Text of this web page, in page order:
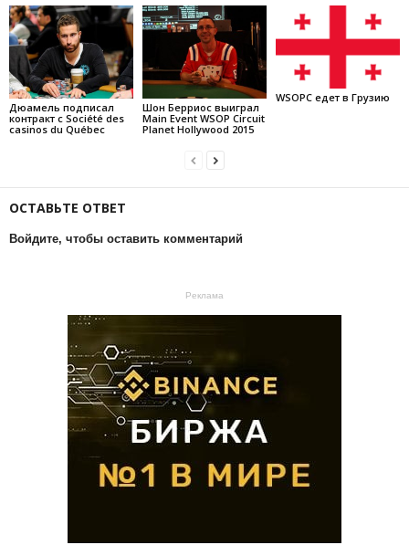
Дюамель подписал
контракт с Société des
casinos du Québec
Шон Берриос выиграл
Main Event WSOP Circuit
Planet Hollywood 2015
WSOPC едет в Грузию
ОСТАВЬТЕ ОТВЕТ
Войдите, чтобы оставить комментарий
Реклама